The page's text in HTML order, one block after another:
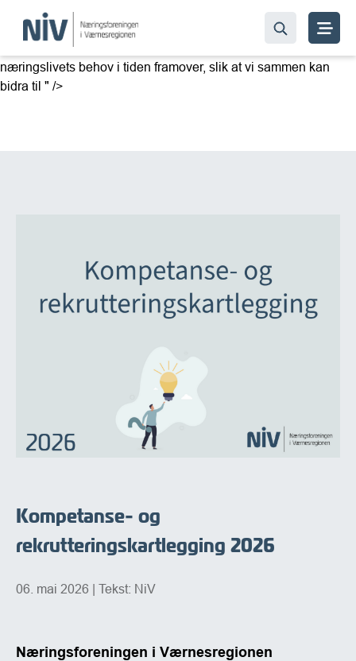
Næringsforeningen i Værnesregionen gjennomfører nå en ny
kartlegging av hvilke kompetanse- og rekrutteringsbehov
bedriftene i regionen har. Målet er å få bedre innsikt i
næringslivets behov i tiden framover, slik at vi sammen kan
bidra til " />
Kompetanse- og
rekrutteringskartlegging 2026
06. mai 2026 | Tekst: NiV
Næringsforeningen i Værnesregionen